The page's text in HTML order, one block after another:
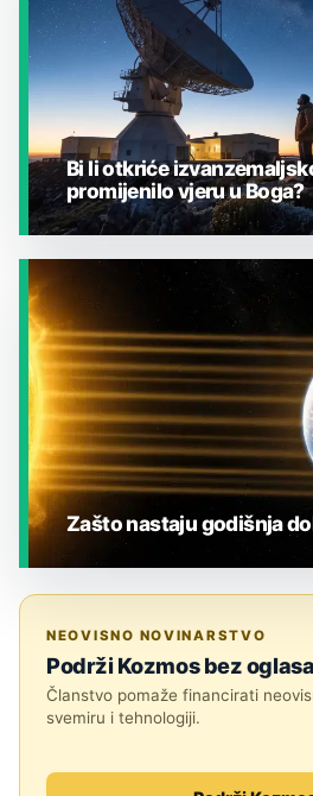
JESTE LI ZNALI?
Bi li otkriće
promijenilo vjeru u Boga?
Zašto nastaju godišnja
NEOVISNO NOVINARSTVO
Podrži Kozmos bez oglasa
Članstvo pomaže financirati
svemiru i tehnologiji.